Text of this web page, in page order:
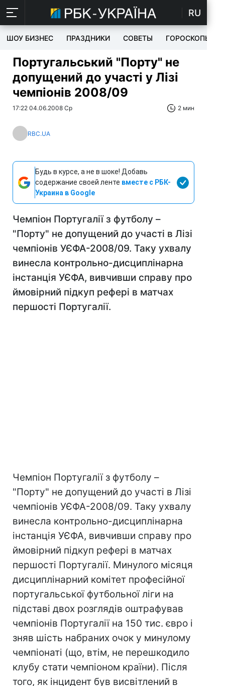
RU
ШОУ БИЗНЕС ПРАЗДНИКИ СОВЕТЫ ГОРОСКОПЫ
Португальський "Порту" не
допущений до участі у Лізі
чемпіонів 2008/09
17:22 04.06.2008 Ср 2 мин
RBC.UA
Будь в курсе, а не в шоке! Добавь
содержание своей ленте вместе с РБК-
Украина в Google
Чемпіон Португалії з футболу –
"Порту" не допущений до участі в Лізі
чемпіонів УЄФА-2008/09. Таку ухвалу
винесла контрольно-дисциплінарна
інстанція УЄФА, вивчивши справу про
ймовірний підкуп рефері в матчах
першості Португалії.
Чемпіон Португалії з футболу –
"Порту" не допущений до участі в Лізі
чемпіонів УЄФА-2008/09. Таку ухвалу
винесла контрольно-дисциплінарна
інстанція УЄФА, вивчивши справу про
ймовірний підкуп рефері в матчах
першості Португалії. Минулого місяця
дисциплінарний комітет професійної
португальської футбольної ліги на
підставі двох розглядів оштрафував
чемпіонів Португалії на 150 тис. євро і
зняв шість набраних очок у минулому
чемпіонаті (що, втім, не перешкодило
клубу стати чемпіоном країни). Після
того, як інцидент був висвітлений в